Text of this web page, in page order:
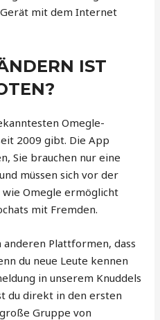
mit dem Internet
IST
Omegle-
2009 gibt. Die App
Sie brauchen nur eine
müssen sich vor der
wie Omegle ermöglicht
mit Fremden.
Plattformen, dass
du neue Leute kennen
in unserem Knuddels
du direkt in den ersten
Gruppe von